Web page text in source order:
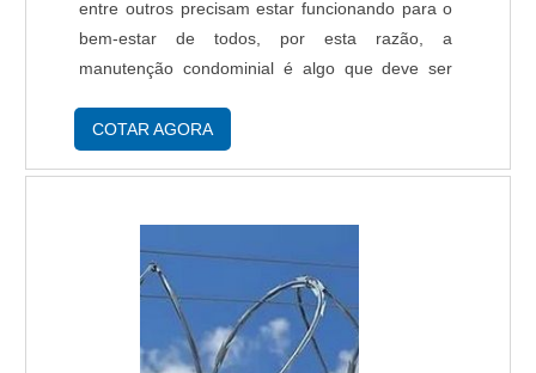
entre outros precisam estar funcionando para o
bem-estar de todos, por esta razão, a
manutenção condominial é algo que deve ser
serviço feito por profissionais qualificados....
COTAR AGORA